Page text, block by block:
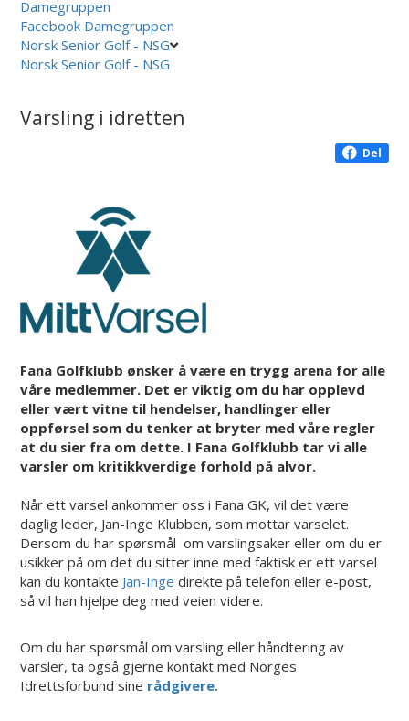
Damegruppen
Facebook Damegruppen
Norsk Senior Golf - NSG
Norsk Senior Golf - NSG
Varsling i idretten
Del
Fana Golfklubb ønsker å være en trygg arena for alle
våre medlemmer. Det er viktig om du har opplevd
eller vært vitne til hendelser, handlinger eller
oppførsel som du tenker at bryter med våre regler
at du sier fra om dette. I Fana Golfklubb tar vi alle
varsler om kritikkverdige forhold på alvor.
Når ett varsel ankommer oss i Fana GK, vil det være
daglig leder, Jan-Inge Klubben, som mottar varselet.
Dersom du har spørsmål om varslingsaker eller om du er
usikker på om det du sitter inne med faktisk er ett varsel
kan du kontakte Jan-Inge direkte på telefon eller e-post,
så vil han hjelpe deg med veien videre.
Om du har spørsmål om varsling eller håndtering av
varsler, ta også gjerne kontakt med Norges
Idrettsforbund sine rådgivere.